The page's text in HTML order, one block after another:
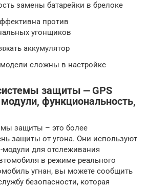
замены батарейки в брелоке
против
угонщиков
аккумулятор
сложны в настройке
защиты ⎼ GPS
функциональность,
защиты – это более
защиты от угона. Они используют
модули для отслеживания
в режиме реального
угнан, вы можете сообщить
безопасности, которая